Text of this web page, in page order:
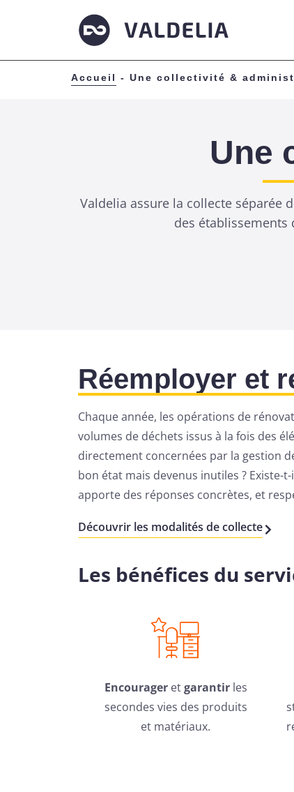
Accueil - Une collectivité &
Une
Valdelia assure la collecte séparée
des
Réemployer et
Chaque année, les opérations de
volumes de déchets issus à la fois des
directement concernées par la gestion
bon état mais devenus inutiles ?
apporte des réponses concrètes, et
Découvrir les modalités de collecte
Les bénéfices du
Encourageretgarantirles
secondes vies des produits
et matériaux.